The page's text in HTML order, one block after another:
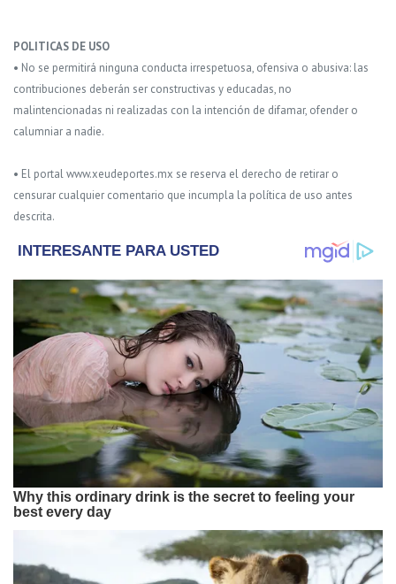
POLITICAS DE USO
• No se permitirá ninguna conducta irrespetuosa, ofensiva o abusiva: las
contribuciones deberán ser constructivas y educadas, no
malintencionadas ni realizadas con la intención de difamar, ofender o
calumniar a nadie.
• El portal www.xeudeportes.mx se reserva el derecho de retirar o
censurar cualquier comentario que incumpla la política de uso antes
descrita.